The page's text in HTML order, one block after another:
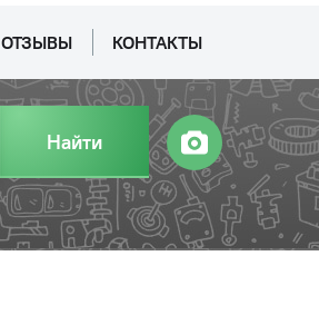
ОТЗЫВЫ КОНТАКТЫ
Найти